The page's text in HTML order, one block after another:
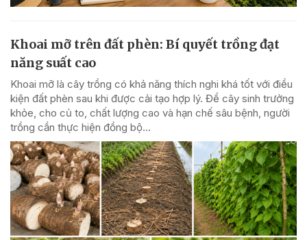
Khoai mỡ trên đất phèn: Bí quyết trồng đạt
năng suất cao
Khoai mỡ là cây trồng có khả năng thích nghi khá tốt với điều
kiện đất phèn sau khi được cải tạo hợp lý. Để cây sinh trưởng
khỏe, cho củ to, chất lượng cao và hạn chế sâu bệnh, người
trồng cần thực hiện đồng bộ...